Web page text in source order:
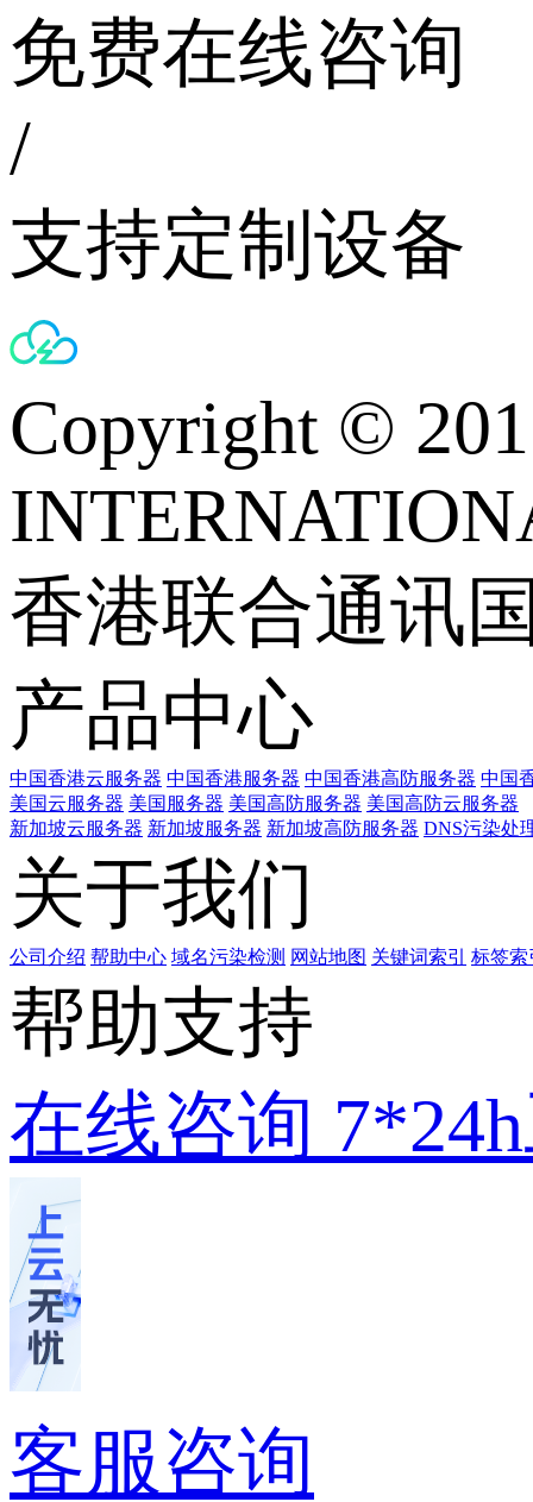
免费在线咨询
/
支持定制设备
Copyright ©
香港联合通讯
产品中心
中国香港云服务器 中国香港服务器 中国香港高防服务器 中国
美国云服务器 美国服务器 美国高防服务器 美国高防云服务器
新加坡云服务器 新加坡服务器 新加坡高防服务器 DNS污染处
关于我们
公司介绍 帮助中心 域名污染检测 网站地图 关键词索引 标签索
帮助支持
在线咨询
客服咨询